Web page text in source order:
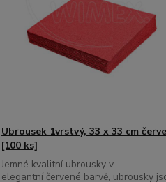
Ubrousek 1vrstvý, 33 x 33 cm
[100 ks]
Jemné kvalitní ubrousky v
elegantní červené barvě, ubrousky